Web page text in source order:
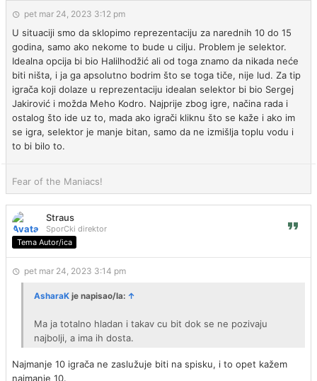
pet mar 24, 2023 3:12 pm
U situaciji smo da sklopimo reprezentaciju za narednih 10 do 15
godina, samo ako nekome to bude u cilju. Problem je selektor.
Idealna opcija bi bio Halilhodžić ali od toga znamo da nikada neće
biti ništa, i ja ga apsolutno bodrim što se toga tiče, nije lud. Za tip
igrača koji dolaze u reprezentaciju idealan selektor bi bio Sergej
Jakirović i možda Meho Kodro. Najprije zbog igre, načina rada i
ostalog što ide uz to, mada ako igrači kliknu što se kaže i ako im
se igra, selektor je manje bitan, samo da ne izmišlja toplu vodu i
to bi bilo to.
Fear of the Maniacs!
Straus
SporCki direktor
Tema Autor/ica
pet mar 24, 2023 3:14 pm
AsharaK je napisao/la: ↑
Ma ja totalno hladan i takav cu bit dok se ne pozivaju
najbolji, a ima ih dosta.
Najmanje 10 igrača ne zaslužuje biti na spisku, i to opet kažem
najmanje 10.